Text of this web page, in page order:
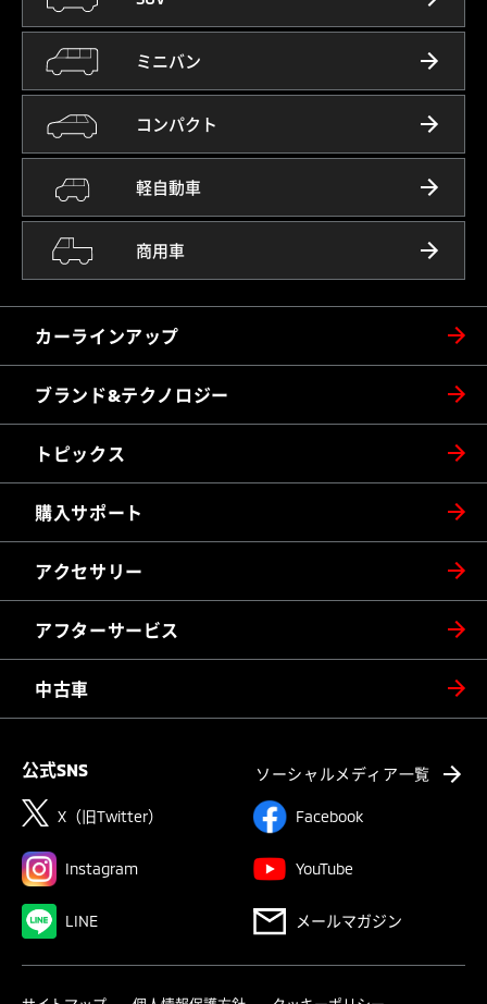
カーラインアップ
ミニバン
コンパクト
軽自動車
商用車
ブランド&テクノロジー
トピックス
購入サポート
アクセサリー
アフターサービス
中古車
公式SNS ソーシャルメディア一覧
X（旧Twitter） Facebook
Instagram YouTube
LINE メールマガジン